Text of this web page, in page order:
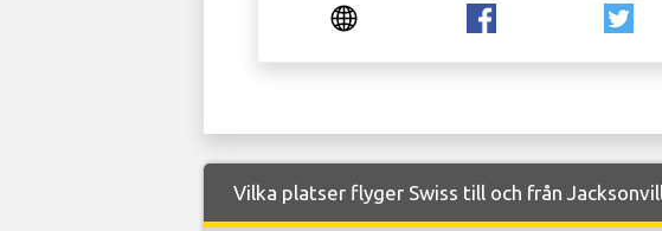
Vilka platser flyger Swiss till och från